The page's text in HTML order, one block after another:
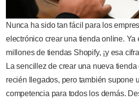
Nunca ha sido tan fácil para los
electrónico crear una tienda online. Ya
millones de tiendas Shopify, ¡y esa
La sencillez de crear una nueva
recién llegados, pero también supone
competencia para todos los demás.